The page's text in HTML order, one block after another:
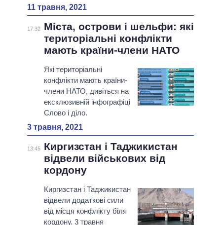
11 травня, 2021
17:32
Міста, острови і шельфи: які
територіальні конфлікти
мають країни-члени НАТО
Які територіальні
конфлікти мають країни-
члени НАТО, дивіться на
ексклюзивній інфографіці
Слово і діло.
3 травня, 2021
13:45
Киргизстан і Таджикистан
відвели військових від
кордону
Киргизстан і Таджикистан
відвели додаткові сили
від місця конфлікту біля
кордону. 3 травня